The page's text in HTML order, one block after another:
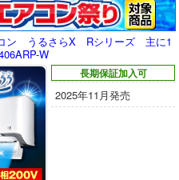
ン うるさらX Rシリーズ 主に1
W
長期保証加入可
2025年11月発売